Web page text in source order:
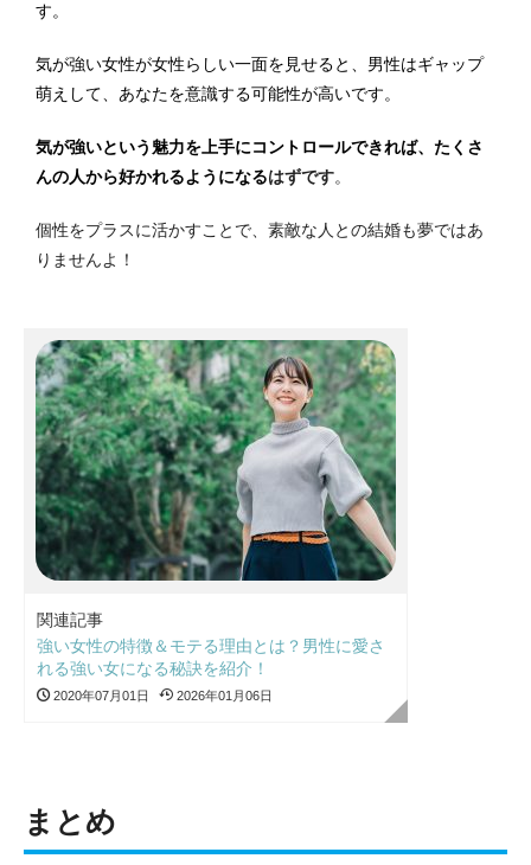
す。
気が強い女性が女性らしい一面を見せると、男性はギャップ
萌えして、あなたを意識する可能性が高いです。
気が強いという魅力を上手にコントロールできれば、たくさ
んの人から好かれるようになるはずです。
個性をプラスに活かすことで、素敵な人との結婚も夢ではあ
りませんよ！
関連記事
強い女性の特徴＆モテる理由とは？男性に愛さ
れる強い女になる秘訣を紹介！
2020年07月01日 2026年01月06日
まとめ